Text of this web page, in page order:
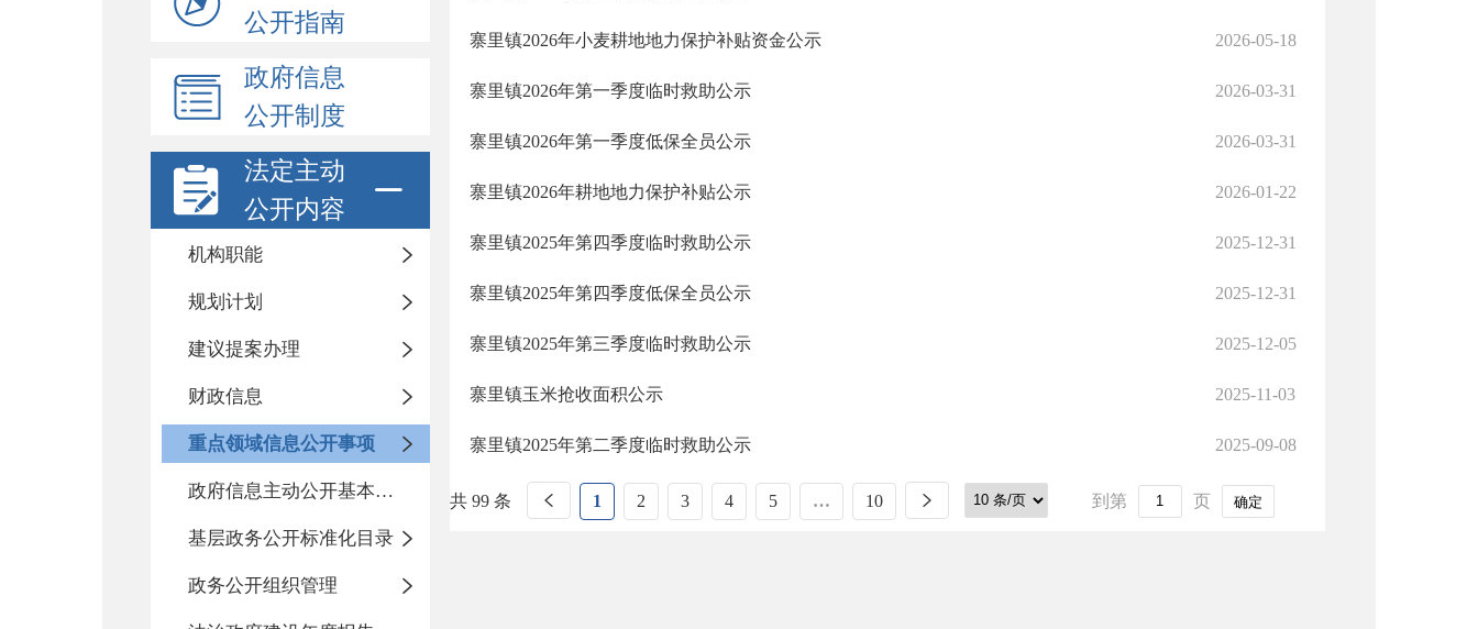
公开指南
政府信息
公开制度
法定主动
公开内容
机构职能
规划计划
建议提案办理
财政信息
重点领域信息公开事项
政府信息主动公开基本目录
基层政务公开标准化目录
政务公开组织管理
寨里镇2026年小麦耕地地力保护补贴资金公示 2026-05-18
寨里镇2026年第一季度临时救助公示 2026-03-31
寨里镇2026年第一季度低保全员公示 2026-03-31
寨里镇2026年耕地地力保护补贴公示 2026-01-22
寨里镇2025年第四季度临时救助公示 2025-12-31
寨里镇2025年第四季度低保全员公示 2025-12-31
寨里镇2025年第三季度临时救助公示 2025-12-05
寨里镇玉米抢收面积公示 2025-11-03
寨里镇2025年第二季度临时救助公示 2025-09-08
共 99 条 1 2 3 4 5 … 10 到第 页 确定